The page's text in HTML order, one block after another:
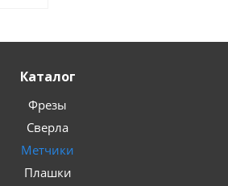
Каталог
Фрезы
Сверла
Метчики
Плашки